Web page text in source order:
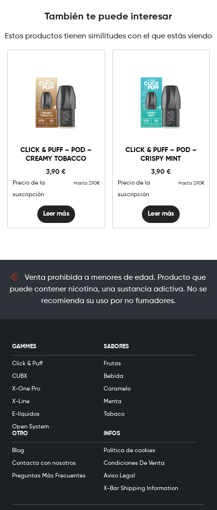
También te puede interesar
Estos productos tienen similitudes con el que estás viendo
CLICK & PUFF – POD –
CREAMY TOBACCO
3,90€
Precio de la
suscripción
Hasta 2.90€
Leer más
CLICK & PUFF – POD –
CRISPY MINT
3,90 €
Precio de la
suscripción
Hasta 2.90€
Leer más
Venta prohibida a menores de edad. Producto que
puede contener nicotina, una sustancia adictiva. No se
recomienda su uso por no fumadores.
GAMMES
Click & Puff
CUBX
X-One Pro
X-Line
E-líquidos
Open System
SABORES
Frutas
Bebida
Caramelo
Menta
Tabaco
OTRO
Blog
Contacta con nosotros
Preguntas Más Frecuentes
INFOS
Política de cookies
Condiciones De Venta
Aviso Legal
X-Bar Shipping Information